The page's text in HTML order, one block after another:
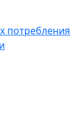
потребления